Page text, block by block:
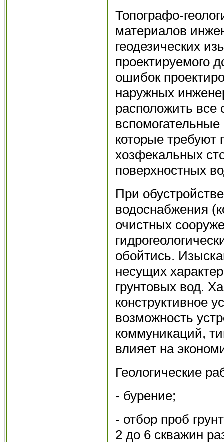
Топографо-
материалов
геодезических
проектируемого
ошибок
наружных
расположить все
которые требуют
хозфекальных
поверхностных
При
водоснабжения
очистных
обойтись.
несущих
грунтовых вод.
конструктивное
возможность
коммуникаций,
влияет на
Геологические
- бурение;
- отбор проб
2 до 6 скважин